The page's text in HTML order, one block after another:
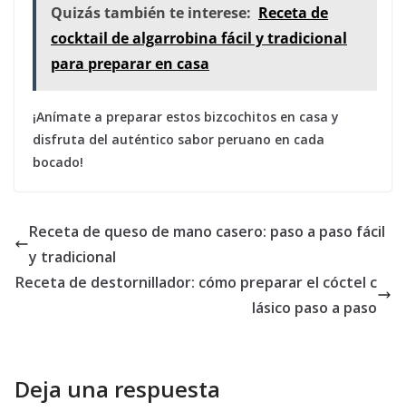
Quizás también te interese: Receta de
cocktail de algarrobina fácil y tradicional
para preparar en casa
¡Anímate a preparar estos bizcochitos en casa y
disfruta del auténtico sabor peruano en cada
bocado!
Receta de queso de mano casero: paso a paso fácil
y tradicional
Receta de destornillador: cómo preparar el cóctel c
lásico paso a paso
Deja una respuesta